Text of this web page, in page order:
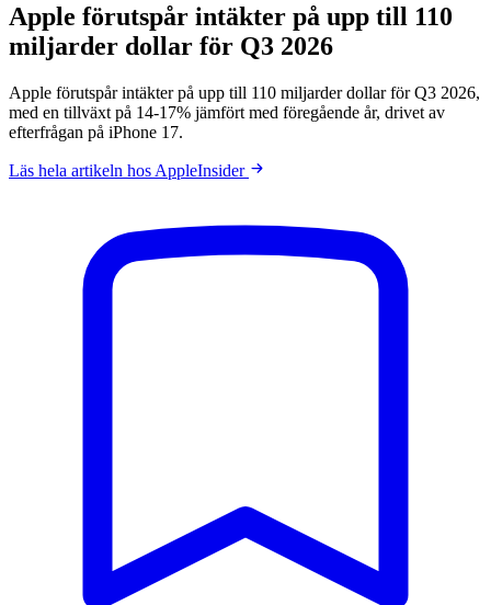
Apple förutspår intäkter på upp till 110
miljarder dollar för Q3 2026
Apple förutspår intäkter på upp till 110 miljarder dollar för Q3 2026,
med en tillväxt på 14-17% jämfört med föregående år, drivet av
efterfrågan på iPhone 17.
Läs hela artikeln hos AppleInsider